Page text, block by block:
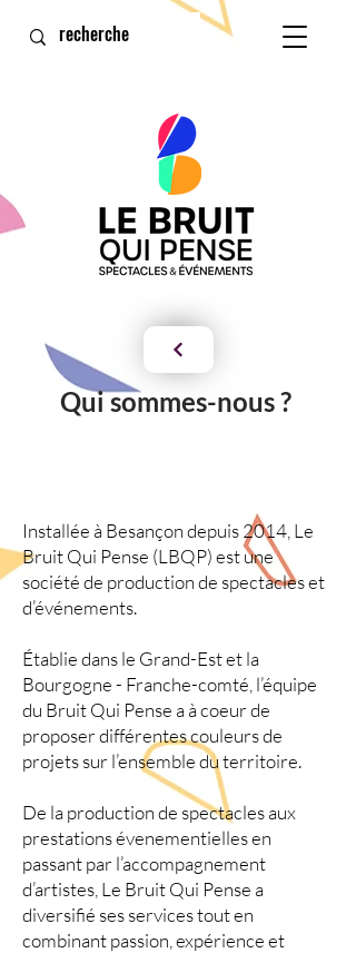
Qui sommes-nous ?
Installée à Besançon depuis 2014, Le
Bruit Qui Pense (LBQP) est une
société de production de spectacles et
d’événements.
Établie dans le Grand-Est et la
Bourgogne - Franche-comté, l’équipe
du Bruit Qui Pense a à coeur de
proposer différentes couleurs de
projets sur l’ensemble du territoire.
De la production de spectacles aux
prestations évenementielles en
passant par l’accompagnement
d’artistes, Le Bruit Qui Pense a
diversifié ses services tout en
combinant passion, expérience et